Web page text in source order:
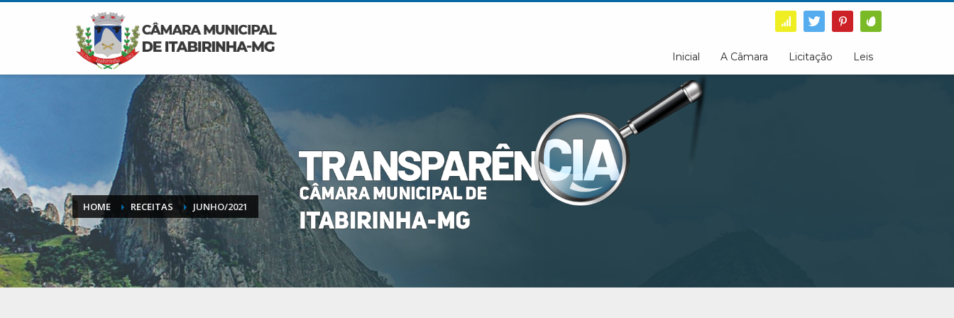
Inicial A Câmara Licitação Leis
HOME RECEITAS JUNHO/2021